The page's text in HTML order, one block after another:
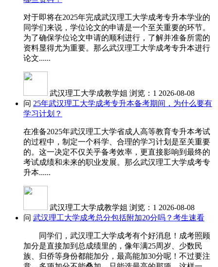
对于即将在2025年完成武汉理工大学成考专升本学业的
同学们来说，学位论文的申请是一个至关重要的环节。
为了确保学位论文申请的顺利进行，了解并准备所需的
资料显得尤为重要。那么武汉理工大学成考专升本进行
论文......
武汉理工大学成教学姐 浏览：1 2026-08-08
问 25年武汉理工大学成考专升本备考期间，为什么要有
学习计划？
在准备2025年武汉理工大学省成人高等教育专升本考试
的过程中，制定一个科学、合理的学习计划是至关重要
的。这一决定不仅关乎备考效率，更直接影响到最终的
考试成绩和未来的职业发展。那么武汉理工大学成考专
升本......
武汉理工大学成教学姐 浏览：1 2026-08-08
问 武汉理工大学成考总分包括附加20分吗？考生速看
同学们，武汉理工大学成考有个好消息！成考照顾
加分是直接加到总成绩里的，像年满25周岁、少数民
族、归侨等身份都能加分，最高能加30分呢！不过要注